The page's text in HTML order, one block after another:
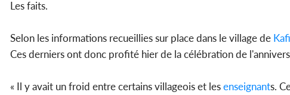
Les faits.
Selon les informations recueillies sur place dans le village de
Ces derniers ont donc profité hier de la célébration de
« Il y avait un froid entre certains villageois et lesenseignants.